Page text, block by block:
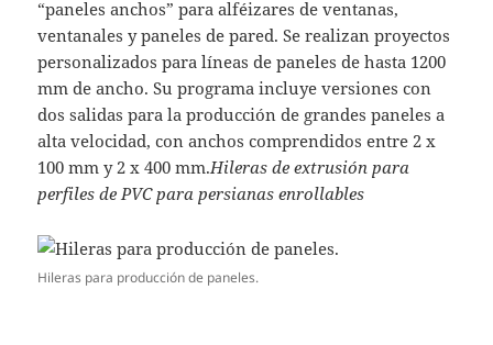
“paneles anchos” para alféizares de ventanas,
ventanales y paneles de pared. Se realizan proyectos
personalizados para líneas de paneles de hasta 1200
mm de ancho. Su programa incluye versiones con
dos salidas para la producción de grandes paneles a
alta velocidad, con anchos comprendidos entre 2 x
100 mm y 2 x 400 mm.Hileras de extrusión para
perfiles de PVC para persianas enrollables
Hileras para producción de paneles.